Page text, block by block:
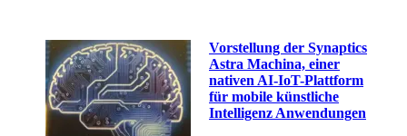
Vorstellung der Synaptics
Astra Machina, einer
nativen AI-IoT-Plattform
für mobile künstliche
Intelligenz Anwendungen